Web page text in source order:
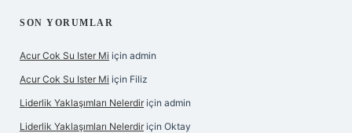
SON YORUMLAR
Acur Cok Su Ister Mi için admin
Acur Cok Su Ister Mi için Filiz
Liderlik Yaklaşımları Nelerdir için admin
Liderlik Yaklaşımları Nelerdir için Oktay